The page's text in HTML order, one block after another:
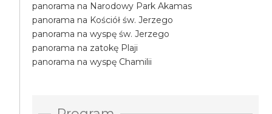
panorama na Narodowy Park Akamas
panorama na Kościół św. Jerzego
panorama na wyspę św. Jerzego
panorama na zatokę Plaji
panorama na wyspę Chamilii